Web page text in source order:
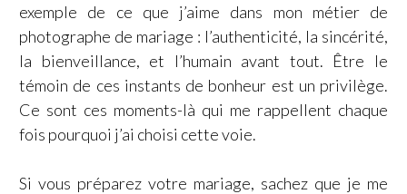
exemple de ce que j’aime dans mon métier de
photographe de mariage : l’authenticité, la sincérité,
la bienveillance, et l’humain avant tout. Être le
témoin de ces instants de bonheur est un privilège.
Ce sont ces moments-là qui me rappellent chaque
fois pourquoi j’ai choisi cette voie.
Si vous préparez votre mariage, sachez que je me